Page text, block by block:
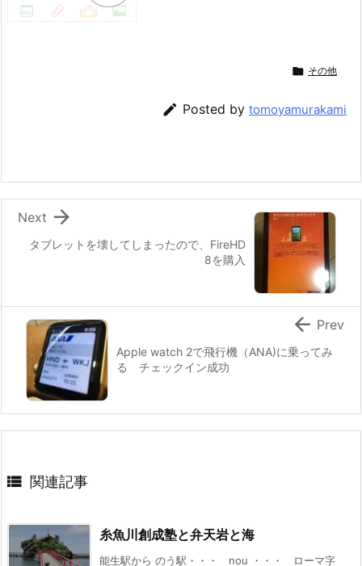
 その他
 Posted by tomoyamurakami
タブレットを壊してしまったので、FireHD
8を購入

Next
Apple watch 2で飛行機（ANA)に乗ってみ
る チェックイン成功
 Prev
 関連記事
糸魚川創成塾と弁天岩と海
能生駅から のう駅・・・ nou ・・・ ローマ字